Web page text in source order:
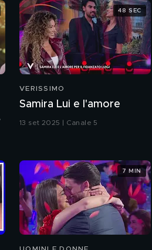
VERISSIMO
Samira Lui e l'amore
13 set 2025 | Canale 5
48 SEC
7 MIN